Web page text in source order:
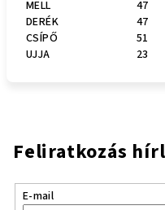
MELL
47
DERÉK
47
CSÍPŐ
51
UJJA
23
Feliratkozás
E-mail